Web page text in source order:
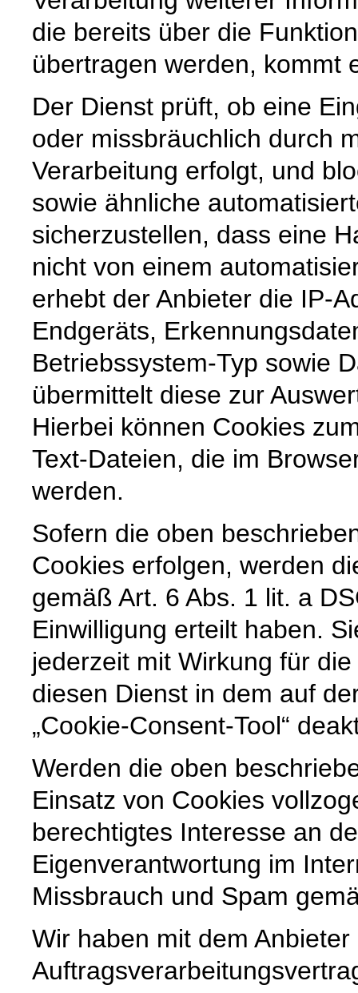
die bereits über die
übertragen werden, kommt
Der Dienst prüft, ob eine
oder missbräuchlich durch
Verarbeitung erfolgt, und
sowie ähnliche
sicherzustellen, dass eine
nicht von einem
erhebt der Anbieter die IP-
Endgeräts,
Betriebssystem-Typ sowie
übermittelt diese zur
Hierbei können Cookies
Text-Dateien, die im
werden.
Sofern die oben
Cookies erfolgen, werden
gemäß Art. 6 Abs. 1 lit. a
Einwilligung erteilt haben.
jederzeit mit Wirkung für
diesen Dienst in dem auf
„Cookie-Consent-Tool“
Werden die oben
Einsatz von Cookies
berechtigtes Interesse an
Eigenverantwortung im
Missbrauch und Spam
Wir haben mit dem Anbieter